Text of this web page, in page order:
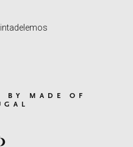
BY MADE OF